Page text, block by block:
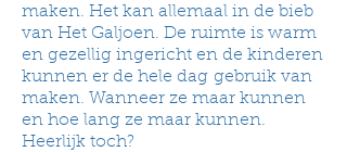
maken. Het kan allemaal in de bieb
van Het Galjoen. De ruimte is warm
en gezellig ingericht en de kinderen
kunnen er de hele dag gebruik van
maken. Wanneer ze maar kunnen
en hoe lang ze maar kunnen.
Heerlijk toch?